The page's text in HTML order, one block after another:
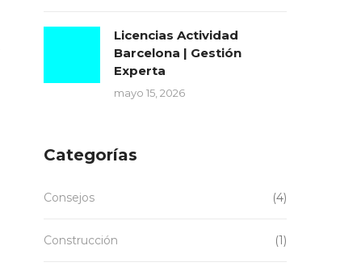
Licencias Actividad
Barcelona | Gestión
Experta
mayo 15, 2026
Categorías
Consejos (4)
Construcción (1)